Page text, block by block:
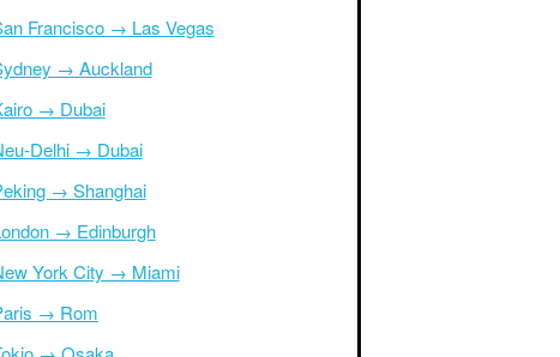
Francisco → Las Vegas
→ Auckland
→ Dubai
Delhi → Dubai
→ Shanghai
→ Edinburgh
York City → Miami
→ Rom